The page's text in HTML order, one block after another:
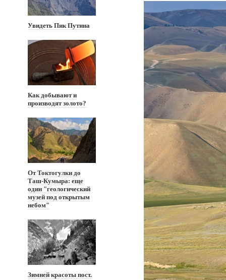
Увидеть Пик Путина
Как добывают и
производят золото?
От Токтогулки до
Таш-Кумыра: еще
один "геологический
музей под открытым
небом"
Зимней красоты пост.